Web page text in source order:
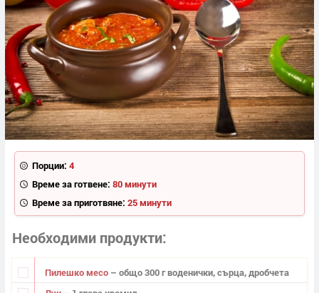
Порции: 4
Време за готвене: 80 минути
Време за приготвяне: 25 минути
Необходими продукти
Пилешко месо – общо 300 г воденички, сърца, дробчета